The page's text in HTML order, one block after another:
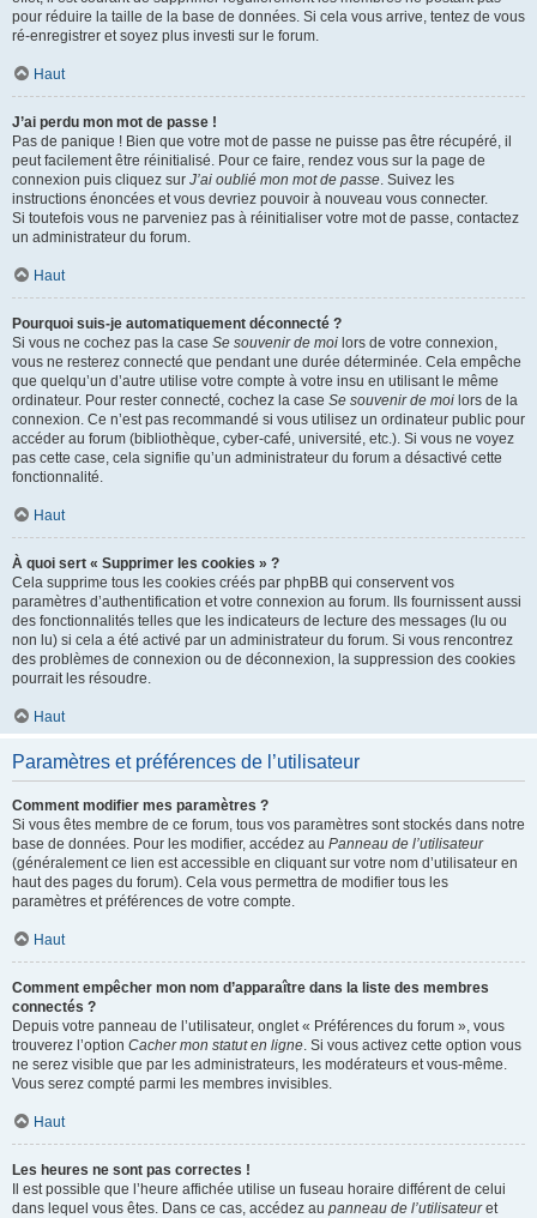
pour réduire la taille de la base de données. Si cela vous arrive, tentez de vous
ré-enregistrer et soyez plus investi sur le forum.
Haut
J’ai perdu mon mot de passe !
Pas de panique ! Bien que votre mot de passe ne puisse pas être récupéré, il
peut facilement être réinitialisé. Pour ce faire, rendez vous sur la page de
connexion puis cliquez sur J’ai oublié mon mot de passe. Suivez les
instructions énoncées et vous devriez pouvoir à nouveau vous connecter.
Si toutefois vous ne parveniez pas à réinitialiser votre mot de passe, contactez
un administrateur du forum.
Haut
Pourquoi suis-je automatiquement déconnecté ?
Si vous ne cochez pas la case Se souvenir de moi lors de votre connexion,
vous ne resterez connecté que pendant une durée déterminée. Cela empêche
que quelqu’un d’autre utilise votre compte à votre insu en utilisant le même
ordinateur. Pour rester connecté, cochez la case Se souvenir de moi lors de la
connexion. Ce n’est pas recommandé si vous utilisez un ordinateur public pour
accéder au forum (bibliothèque, cyber-café, université, etc.). Si vous ne voyez
pas cette case, cela signifie qu’un administrateur du forum a désactivé cette
fonctionnalité.
Haut
À quoi sert « Supprimer les cookies » ?
Cela supprime tous les cookies créés par phpBB qui conservent vos
paramètres d’authentification et votre connexion au forum. Ils fournissent aussi
des fonctionnalités telles que les indicateurs de lecture des messages (lu ou
non lu) si cela a été activé par un administrateur du forum. Si vous rencontrez
des problèmes de connexion ou de déconnexion, la suppression des cookies
pourrait les résoudre.
Haut
Paramètres et préférences de l’utilisateur
Comment modifier mes paramètres ?
Si vous êtes membre de ce forum, tous vos paramètres sont stockés dans notre
base de données. Pour les modifier, accédez au Panneau de l’utilisateur
(généralement ce lien est accessible en cliquant sur votre nom d’utilisateur en
haut des pages du forum). Cela vous permettra de modifier tous les
paramètres et préférences de votre compte.
Haut
Comment empêcher mon nom d’apparaître dans la liste des membres
connectés ?
Depuis votre panneau de l’utilisateur, onglet « Préférences du forum », vous
trouverez l’option Cacher mon statut en ligne. Si vous activez cette option vous
ne serez visible que par les administrateurs, les modérateurs et vous-même.
Vous serez compté parmi les membres invisibles.
Haut
Les heures ne sont pas correctes !
Il est possible que l’heure affichée utilise un fuseau horaire différent de celui
dans lequel vous êtes. Dans ce cas, accédez au panneau de l’utilisateuret